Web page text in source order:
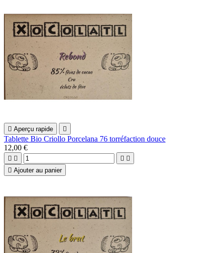
 Aperçu rapide 
Tablette Bio Criollo Porcelana 76 torréfaction douce
12,00 €
   
 Ajouter au panier